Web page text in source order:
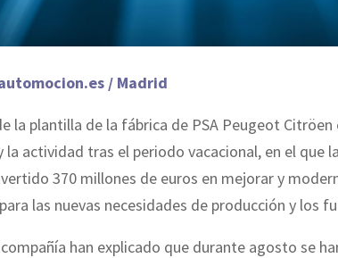
/ Madrid
la plantilla de la fábrica de PSA Peugeot Citröen
actividad tras el periodo vacacional, en el que
370 millones de euros en mejorar y
las nuevas necesidades de producción y los
han explicado que durante agosto se